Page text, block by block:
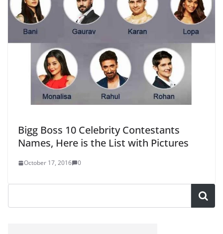
Bigg Boss 10 Celebrity Contestants
Names, Here is the List with Pictures
October 17, 2016 0